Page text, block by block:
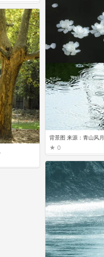
背景图 来源：青山风月_
0